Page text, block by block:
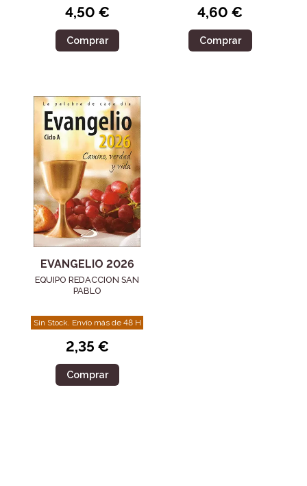
4,50 €
Comprar
4,60 €
Comprar
EVANGELIO 2026
EQUIPO REDACCION SAN
PABLO
Sin Stock. Envío más de 48 H
2,35 €
Comprar